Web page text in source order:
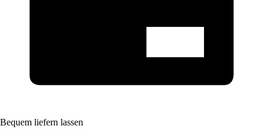
Bequem liefern lassen